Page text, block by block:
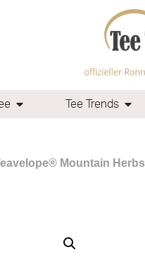
Tee Trends
Mountain Herbs